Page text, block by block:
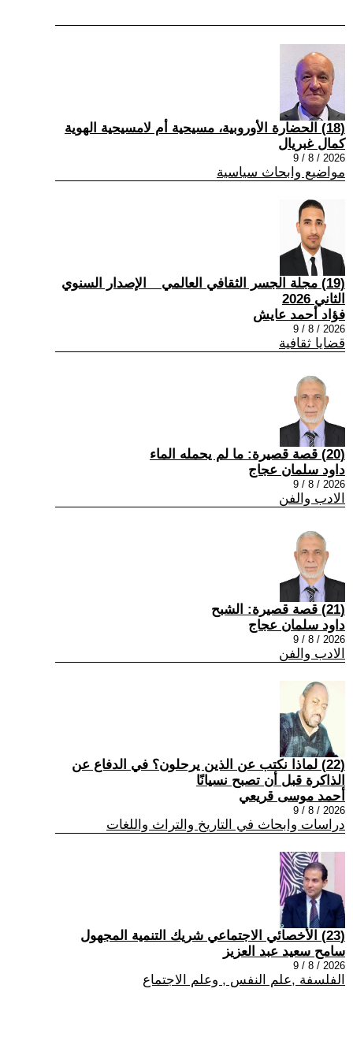
(18) الحضارة الأوروبية، مسيحية أم لامسيحية الهوية
كمال غبريال
2026 / 8 / 9
مواضيع وابحاث سياسية
(19) مجلة الجسر الثقافي العالمي _ الإصدار السنوي
الثاني 2026
فؤاد أحمد عايش
2026 / 8 / 9
قضايا ثقافية
(20) قصة قصيرة: ما لم يحمله الماء
داود سلمان عجاج
2026 / 8 / 9
الادب والفن
(21) قصة قصيرة: الشبح
داود سلمان عجاج
2026 / 8 / 9
الادب والفن
(22) لماذا نكتب عن الذين يرحلون؟ في الدفاع عن
الذاكرة قبل أن تصبح نسيانًا
أحمد موسى قريعي
2026 / 8 / 9
دراسات وابحاث في التاريخ والتراث واللغات
(23) الأخصائي الاجتماعي شريك التنمية المجهول
سامح سعيد عبد العزيز
2026 / 8 / 9
الفلسفة ,علم النفس , وعلم الاجتماع